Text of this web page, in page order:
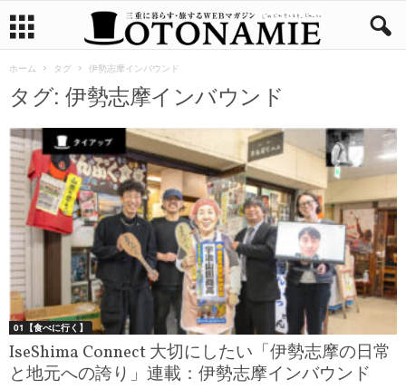
ホーム タグ 伊勢志摩インバウンド
タグ: 伊勢志摩インバウンド
01【食べに行く】
IseShima Connect 大切にしたい「伊勢志摩の日常
と地元への誇り」連載：伊勢志摩インバウンド